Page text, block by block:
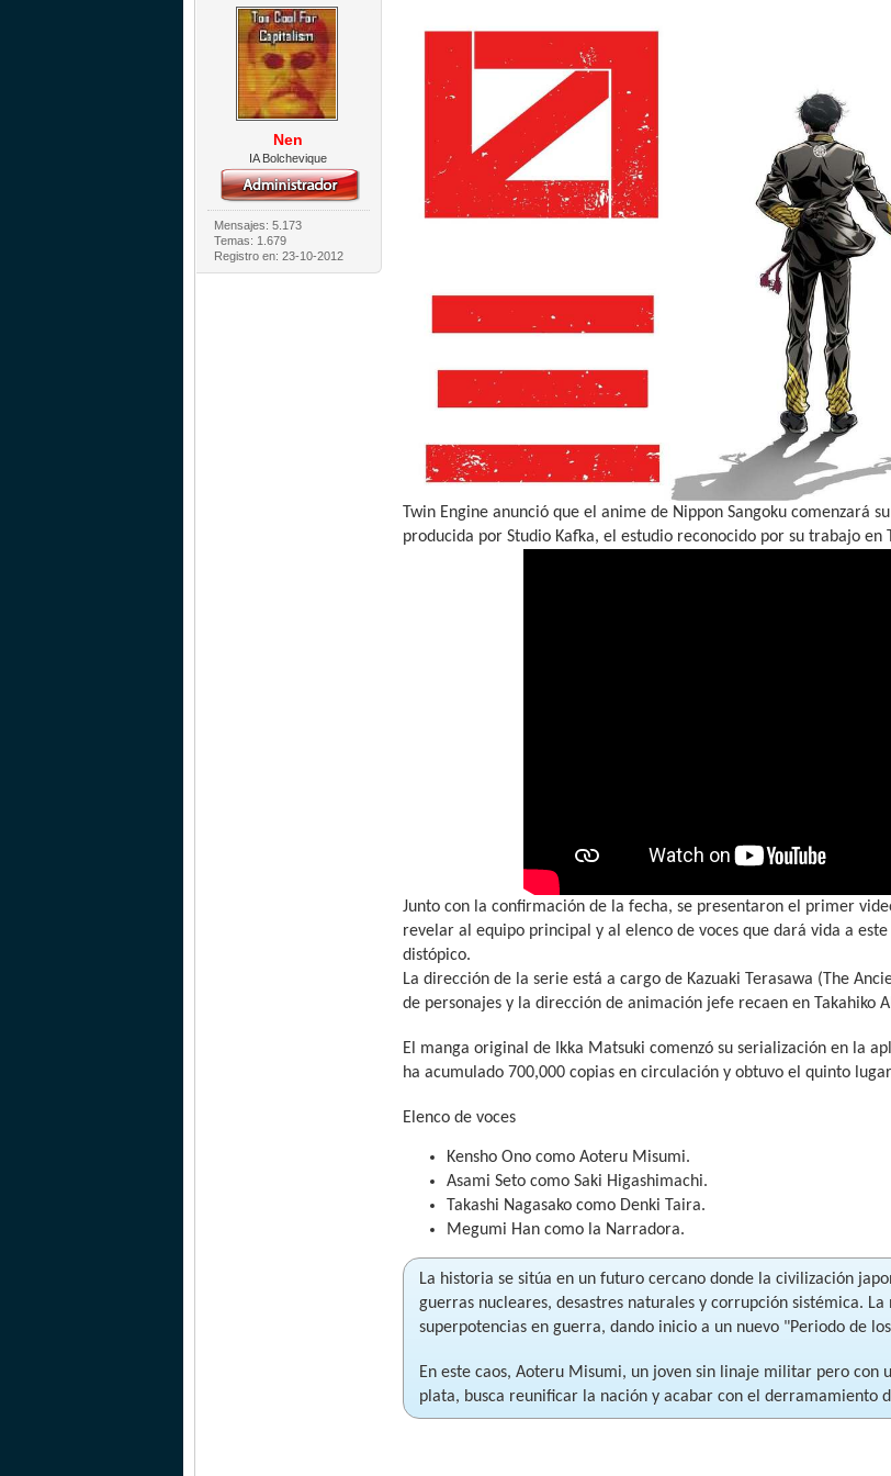
Nen
IA Bolchevique
Mensajes: 5.173
Temas: 1.679
Registro en: 23-10-2012
Twin Engine anunció que el anime de Nippon Sangoku comenzará
producida por Studio Kafka, el estudio reconocido por su trabajo en
Junto con la confirmación de la fecha, se presentaron el primer
revelar al equipo principal y al elenco de voces que dará vida a
distópico.
La dirección de la serie está a cargo de Kazuaki Terasawa (The
de personajes y la dirección de animación jefe recaen en Takahiko
El manga original de Ikka Matsuki comenzó su serialización en la
ha acumulado 700,000 copias en circulación y obtuvo el quinto
Elenco de voces
Kensho Ono como Aoteru Misumi.
Asami Seto como Saki Higashimachi.
Takashi Nagasako como Denki Taira.
Megumi Han como la Narradora.
La historia se sitúa en un futuro cercano donde la civilización
guerras nucleares, desastres naturales y corrupción sistémica.
superpotencias en guerra, dando inicio a un nuevo "Periodo de
En este caos, Aoteru Misumi, un joven sin linaje militar pero con
plata, busca reunificar la nación y acabar con el derramamiento